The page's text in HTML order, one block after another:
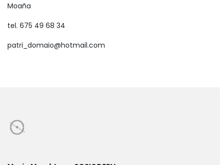
Moaña​
tel. 675 49 68 34
patri_domaio@hotmail.com